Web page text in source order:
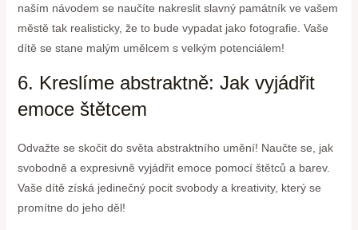
naším návodem se naučíte nakreslit slavný památník ve vašem
městě tak realisticky, že to bude vypadat jako fotografie. Vaše
dítě se stane malým umělcem s velkým potenciálem!
6. Kreslíme abstraktně: Jak vyjádřit
emoce štětcem
Odvažte se skočit do světa abstraktního umění! Naučte se, jak
svobodně a expresivně vyjádřit emoce pomocí štětců a barev.
Vaše dítě získá jedinečný pocit svobody a kreativity, který se
promítne do jeho děl!